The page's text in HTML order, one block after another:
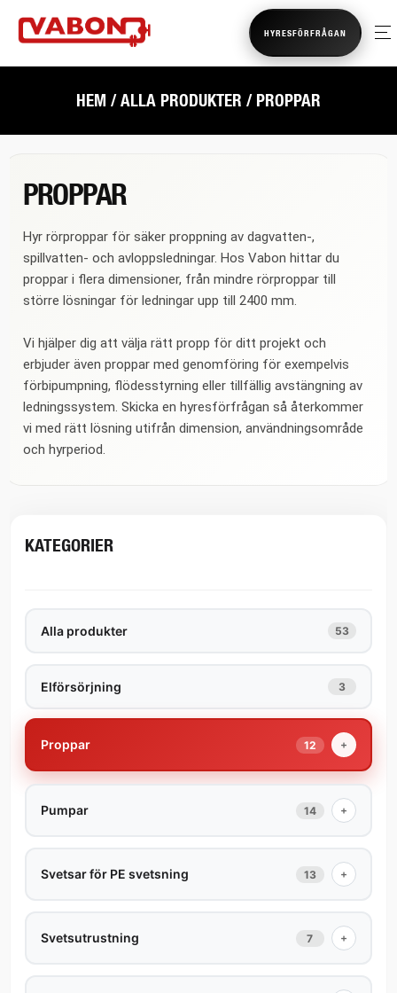
HYRESFÖRFRÅGAN
HEM /ALLA PRODUKTER / PROPPAR
PROPPAR
Hyr rörproppar för säker proppning av dagvatten-,
spillvatten- och avloppsledningar. Hos Vabon hittar du
proppar i flera dimensioner, från mindre rörproppar till
större lösningar för ledningar upp till 2400 mm.
Vi hjälper dig att välja rätt propp för ditt projekt och
erbjuder även proppar med genomföring för exempelvis
förbipumpning, flödesstyrning eller tillfällig avstängning av
ledningssystem. Skicka en hyresförfrågan så återkommer
vi med rätt lösning utifrån dimension, användningsområde
och hyrperiod.
KATEGORIER
Alla produkter 53
Elförsörjning 3
Proppar 12 +
Pumpar 14 +
Svetsar för PE svetsning 13 +
Svetsutrustning 7 +